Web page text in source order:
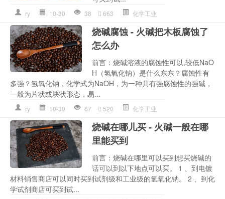
ry 10-30 38 663 化学工业
烧碱腐蚀 - 火碱把木板腐蚀了
怎么办
前言：烧碱溶液的腐蚀性可以,较低NaO
H（氢氧化钠）是什么东东？腐蚀性有
多强？氢氧化钠，化学式为NaOH，为一种具有强腐蚀性的强碱，
一般为片状或块状形态，易...
ry 10-30 67 520 化学工业
烧碱在哪儿买 - 火碱一般在哪
里能买到
前言：烧碱在哪里可以买到想买烧碱的
话可以到以下地点可以买。 1 、到电镀
材料销售商店可以同时买到试剂级和工业级的氢氧化钠。 2 、到化
学试剂商店可买到试...